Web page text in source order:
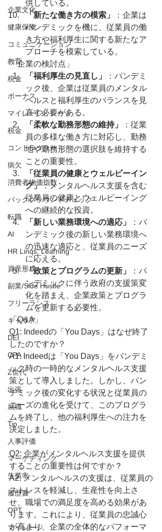
企業文化
健康保険
コミュニケーション
教育
税金
ボーナス
マイレージ・レート
税金
コントラクター
病欠
消費者物価指数
バックグラウンドチェック
転職
AI
HR Linqs, Learning
資産形成
副業/Side Hustle
フリーランス
キャリア
DEI
CPA
Z世代
出張
就職
Tip
人事評価
マーケティング
失業率
履歴書
OPT
マイレージ
供している。
「新たな働き方の模索」
：企業は
パンデミックを機に、従業員の働
き方や福利厚生に関する新たなア
プローチを模索している。
「企業の検討点」
「福利厚生の見直し」
：パンデミ
ック後、企業は従業員のメンタル
ヘルスと福利厚生のバランスを見
直す必要がある。
「柔軟な勤務形態の維持」
：従業
員の多様な働き方に対応し、勤務
地や勤務形態の選択肢を維持する
ことの重要性。
「従業員の健康とウェルビーイン
グ」：メンタルヘルス支援を含む
従業員の健康とウェルビーイング
への継続的な投資。
「新しい業務環境への適応」
：パ
ンデミック後の新しい業務環境へ
の迅速な適応と、従業員のニーズ
に応える。
「政策とプログラムの更新」
：パ
ンデミックに伴う政府の支援策変
化を踏まえ、企業政策とプログラ
ムを更新する必要性。
「Q&A」
Q1: Indeedの「You Days」はなぜ終了
したのですか？
A1: Indeedは「You Days」をパンデミ
ック時の一時的なメンタルヘルス支援
策として導入しました。しかし、パン
デミック後の変化する状況と従業員の
ニーズの進化を受けて、このプログラ
ムを終了し、他の福利厚生への注力を
決定しました。
Q2: 企業がメンタルヘルス支援を提供
することの重要性は何ですか？
A2: メンタルヘルスの支援は、従業員の
ストレスを軽減し、生産性を向上さ
せ、職場での満足度を高める効果があ
ります。これにより、従業員の忠誠心
が高まり、企業の全体的なパフォーマ